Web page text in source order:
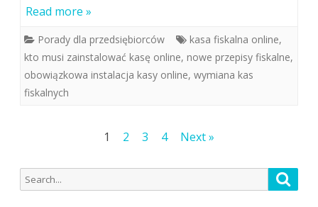
Read more »
Porady dla przedsiębiorców kasa fiskalna online,
kto musi zainstalować kasę online, nowe przepisy fiskalne,
obowiązkowa instalacja kasy online, wymiana kas
fiskalnych
wpisach
1 2 3 4 Next »
Search
for: